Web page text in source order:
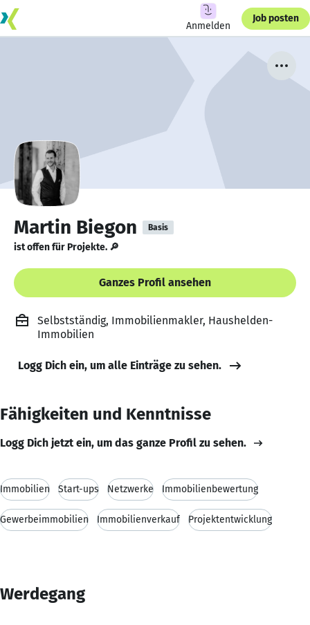
Anmelden
Job posten
Martin Biegon Basis
ist offen für Projekte. 🔎
Ganzes Profil ansehen
Selbstständig, Immobilienmakler, Haushelden-
Immobilien
Logg Dich ein, um alle Einträge zu sehen.
Fähigkeiten und Kenntnisse
Logg Dich jetzt ein, um das ganze Profil zu sehen.
Immobilien Start-ups Netzwerke Immobilienbewertung
Gewerbeimmobilien Immobilienverkauf Projektentwicklung
Werdegang